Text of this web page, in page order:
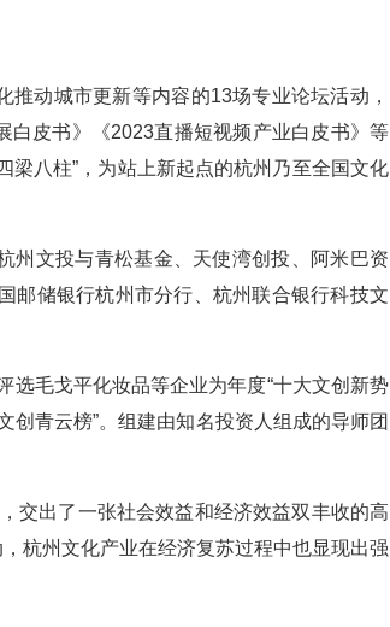
动城市更新等内容的13场专业论坛活动，
白皮书》《2023直播短视频产业白皮书》等
梁八柱”，为站上新起点的杭州乃至全国文化
州文投与青松基金、天使湾创投、阿米巴资
邮储银行杭州市分行、杭州联合银行科技文
选毛戈平化妆品等企业为年度“十大文创新势
创青云榜”。组建由知名投资人组成的导师团
交出了一张社会效益和经济效益双丰收的高
杭州文化产业在经济复苏过程中也显现出强